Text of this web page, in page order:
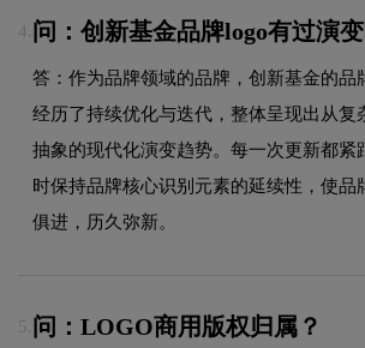
4. 问：创新基金品牌logo有过演
答：作为品牌领域的品牌，创新基金的品
经历了持续优化与迭代，整体呈现出从复
抽象的现代化演变趋势。每一次更新都紧
时保持品牌核心识别元素的延续性，使品
俱进，历久弥新。
5. 问：LOGO商用版权归属？